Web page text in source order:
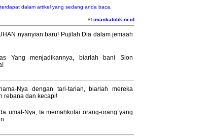
dalam artikel yang sedang anda baca.
©imankatolik.or.id
nyanyian baru! Pujilah Dia dalam jemaah
Yang menjadikannya, biarlah bani Sion
Nya dengan tari-tarian, biarlah mereka
rebana dan kecapi!
umat-Nya, Ia memahkotai orang-orang yang